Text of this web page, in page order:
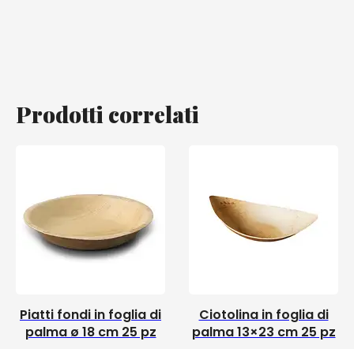
Prodotti correlati
Piatti fondi in foglia di
palma ø 18 cm 25 pz
Ciotolina in foglia di
palma 13×23 cm 25 pz